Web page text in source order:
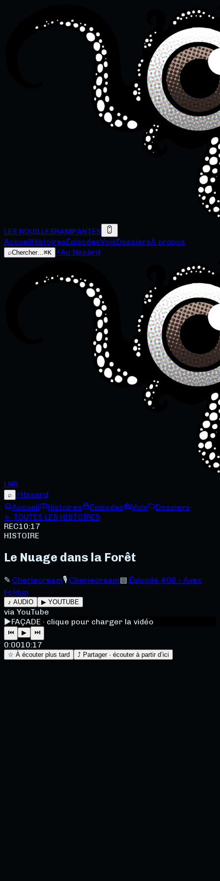
LES NOUILLESRAMPANTES
AccueilHistoiresÉpisodesVoixDossiersÀ propos
⌕Chercher…⌘K ⚡Au Hasard
LNR
⌕ ⚡Hasard
Accueil
Histoires Épisodes Voix
Dossiers
← TOUTES LES HISTOIRES
REC10:17
HISTOIRE
Le Nuage dans la Forêt
✎ Cheriecream🎙 Cheriecream▤ Épisode #06 - Avec
Feldup
♪ AUDIO ▶ YOUTUBE
via YouTube
▶FAÇADE · clique pour charger la vidéo
⏮ ▶ ⏭
0:0010:17
☆ À écouter plus tard ⤴ Partager · écouter à partir d’ici